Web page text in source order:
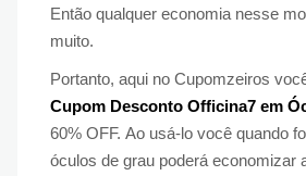
Então qualquer economia nesse
muito.
Portanto, aqui no Cupomzeiros
Cupom Desconto Officina7 em
60% OFF. Ao usá-lo você quando
óculos de grau poderá economizar